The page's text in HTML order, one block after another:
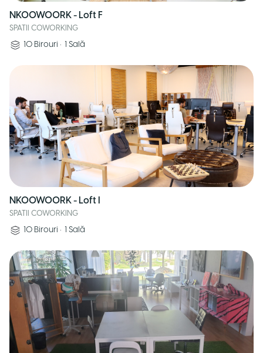
NKOOWOORK - Loft F
SPATII COWORKING
10 Birouri • 1 Sală
NKOOWOORK - Loft I
SPATII COWORKING
10 Birouri • 1 Sală